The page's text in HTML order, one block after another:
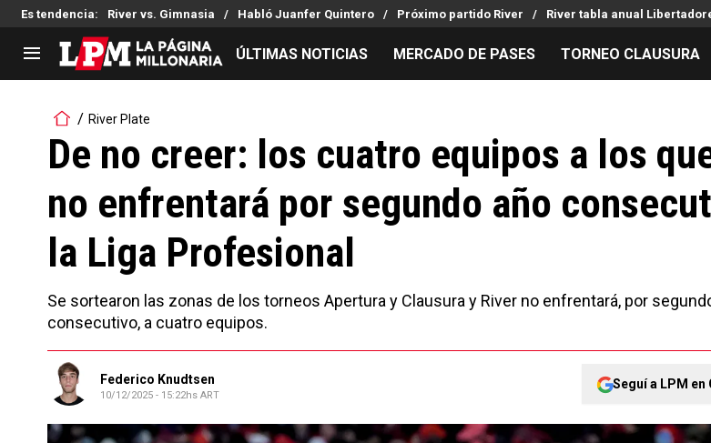
Es tendencia: River vs. Gimnasia Habló Juanfer Quintero Próximo partido River River tabla anual
LIGA PROFESIONAL
Noticias
Tabla de posiciones
Reserva
Copa Sudamericana
Copa Argentina
Selección Argentina
Mercado de Pases
Análisis tácticos
Juanfer Quintero
Chacho Coudet
Streaming
Entradas
Los goles de River
ÚLTIMAS NOTICIAS MERCADO DE PASES TORNEO CLAUSURA
River Plate
De no creer: los cuatro equipos a los
no enfrentará por segundo año
la Liga Profesional
Se sortearon las zonas de los torneos Apertura y Clausura y River no enfrentará, por
consecutivo, a cuatro equipos.
Federico Knudtsen
10/12/2025 - 15:22hs ART
Seguí a LPM en